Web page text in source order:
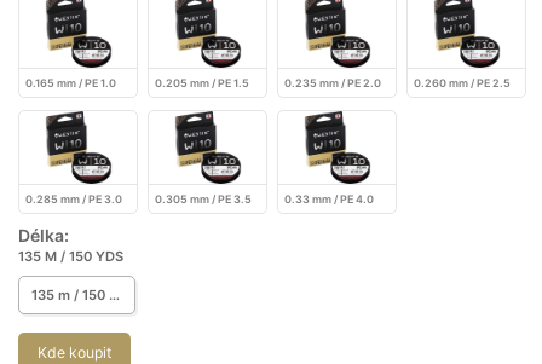
0.165 mm / PE 1.0 0.205 mm / PE 1.5 0.235 mm / PE 2.0 0.260 mm / PE 2.5
0.285 mm / PE 3.0 0.305 mm / PE 3.5 0.33 mm / PE 4.0
Délka:
135 M / 150 YDS
135 m / 150 yds
Kde koupit